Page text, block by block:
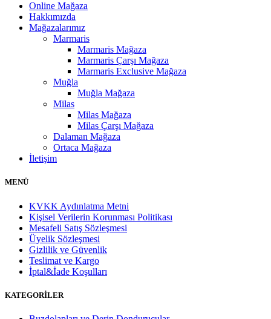
Online Mağaza
Hakkımızda
Mağazalarımız
Marmaris
Marmaris Mağaza
Marmaris Çarşı Mağaza
Marmaris Exclusive Mağaza
Muğla
Muğla Mağaza
Milas
Milas Mağaza
Milas Çarşı Mağaza
Dalaman Mağaza
Ortaca Mağaza
İletişim
MENÜ
KVKK Aydınlatma Metni
Kişisel Verilerin Korunması Politikası
Mesafeli Satış Sözleşmesi
Üyelik Sözleşmesi
Gizlilik ve Güvenlik
Teslimat ve Kargo
İptal&İade Koşulları
KATEGORİLER